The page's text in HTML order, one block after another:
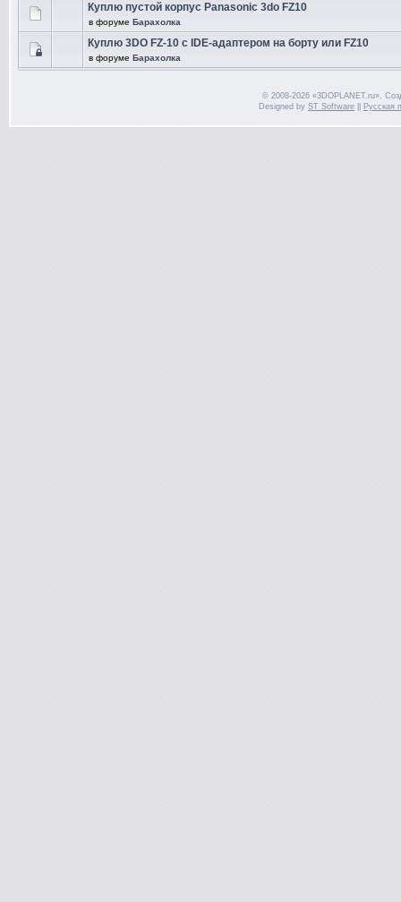
Куплю пустой корпус Panasonic 3do FZ10
в форуме Барахолка
Куплю 3DO FZ-10 с IDE-адаптером на борту или FZ10
в форуме Барахолка
© 2008-2026 «3DOPLANET.ru».
Designed by ST Software Русская